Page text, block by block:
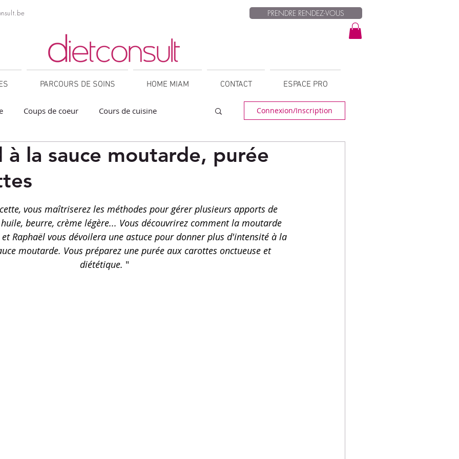
PRENDRE RENDEZ-VOUS
PARCOURS DE SOINS HOME MIAM CONTACT ESPACE PRO
Coups de coeur Cours de cuisine
Collations Desserts Entrées
Petits-déjeuners Recettes de fêtes
Connexion/Inscription
à la sauce moutarde, purée
5.
vous maîtriserez les méthodes pour gérer plusieurs apports de
beurre, crème légère... Vous découvrirez comment la moutarde
Raphaël vous dévoilera une astuce pour donner plus d'intensité à la
moutarde. Vous préparez une purée aux carottes onctueuse et
diététique. "